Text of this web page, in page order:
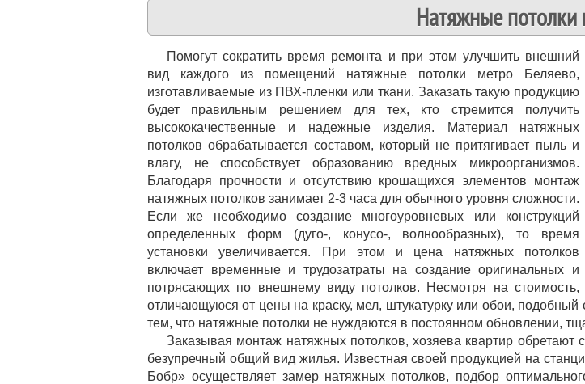
Натяжные потолки
Помогут сократить время ремонта и при этом улучшить внешний
вид каждого из помещений натяжные потолки метро Беляево,
изготавливаемые из ПВХ-пленки или ткани. Заказать такую продукцию
будет правильным решением для тех, кто стремится получить
высококачественные и надежные изделия. Материал натяжных
потолков обрабатывается составом, который не притягивает пыль и
влагу, не способствует образованию вредных микроорганизмов.
Благодаря прочности и отсутствию крошащихся элементов монтаж
натяжных потолков занимает 2-3 часа для обычного уровня сложности.
Если же необходимо создание многоуровневых или конструкций
определенных форм (дуго-, конусо-, волнообразных), то время
установки увеличивается. При этом и цена натяжных потолков
включает временные и трудозатраты на создание оригинальных и
потрясающих по внешнему виду потолков. Несмотря на стоимость,
отличающуюся от цены на краску, мел, штукатурку или обои,
тем, что натяжные потолки не нуждаются в постоянном обновлении,
Заказывая монтаж натяжных потолков, хозяева квартир обретают
безупречный общий вид жилья. Известная своей продукцией на
Бобр» осуществляет замер натяжных потолков, подбор